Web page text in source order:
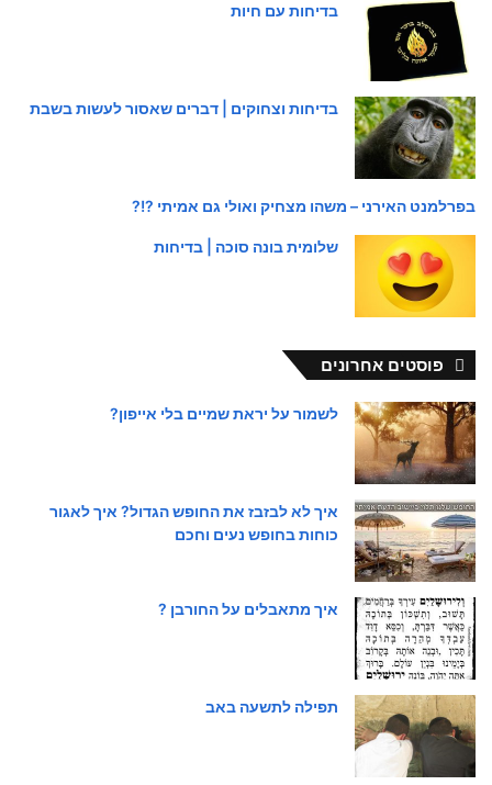
בדיחות עם חיות
בדיחות וצחוקים | דברים שאסור לעשות בשבת
בפרלמנט האירני – משהו מצחיק ואולי גם אמיתי ?!?
שלומית בונה סוכה | בדיחות
פוסטים אחרונים
לשמור על יראת שמיים בלי אייפון?
איך לא לבזבז את החופש הגדול? איך לאגור
כוחות בחופש נעים וחכם
איך מתאבלים על החורבן ?
תפילה לתשעה באב